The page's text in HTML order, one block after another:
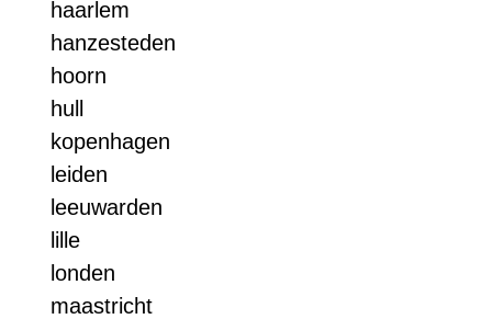
haarlem
hanzesteden
hoorn
hull
kopenhagen
leiden
leeuwarden
lille
londen
maastricht